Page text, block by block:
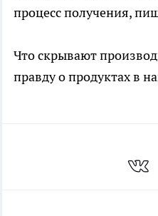
процесс получения,
Что скрывают
правду о продуктах в